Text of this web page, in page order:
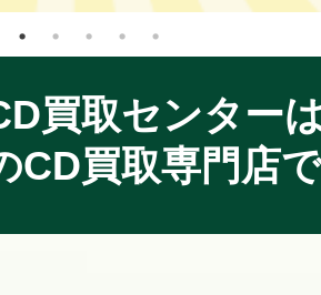
買取センター
CD買取専門店